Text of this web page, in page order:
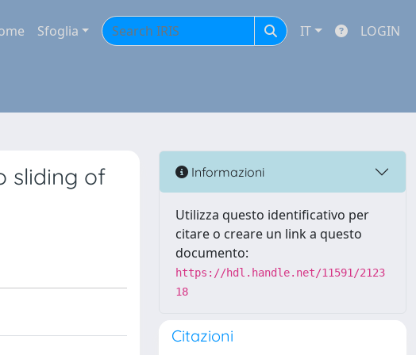
Sfoglia IT LOGIN
sliding of
Informazioni
Utilizza questo identificativo per
citare o creare un link a questo
documento:
https://hdl.handle.net/11591/2123
18
Citazioni